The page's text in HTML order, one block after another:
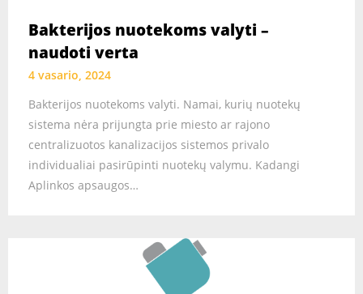
Bakterijos nuotekoms valyti –
naudoti verta
4 vasario, 2024
Bakterijos nuotekoms valyti. Namai, kurių nuotekų
sistema nėra prijungta prie miesto ar rajono
centralizuotos kanalizacijos sistemos privalo
individualiai pasirūpinti nuotekų valymu. Kadangi
Aplinkos apsaugos…